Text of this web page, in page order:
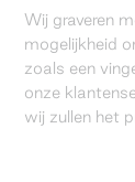
Wij graveren
mogelijkheid
zoals een
onze
wij zullen het